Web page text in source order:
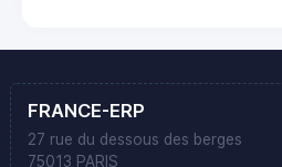
FRANCE-ERP
27 rue du dessous des berges
75013 PARIS